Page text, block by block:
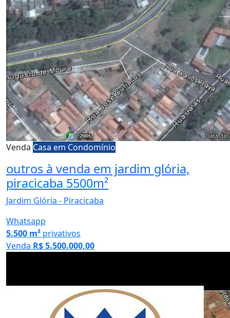
Venda Casa em Condomínio
outros à venda em jardim glória,
piracicaba 5500m²
Jardim Glória - Piracicaba
Whatsapp
VendaR$ 5.500.000,00